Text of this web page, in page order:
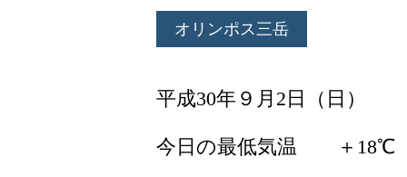
オリンポス三岳
平成30年９月2日（日）
今日の最低気温 ＋